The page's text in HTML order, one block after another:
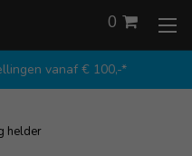
vanaf € 100,-*
0
helder